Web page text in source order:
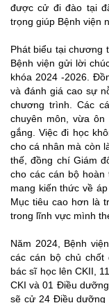
được cử đi đào tại
trọng giúp Bệnh viện
Phát biểu tại chương
Bệnh viện gửi lời
khóa 2024 -2026.
và đánh giá cao sự
chương trình. Các
chuyên môn, vừa
gắng. Việc đi học
cho cá nhân mà còn
thế, đồng chí Giám
cho các cán bộ hoàn
mang kiến thức về
Mục tiêu cao hơn là
trong lĩnh vực mình
Năm 2024, Bệnh
các cán bộ chủ chốt
bác sĩ học lên CKII,
CKI và 01 Điều
sẽ cử 24 Điều dưỡng